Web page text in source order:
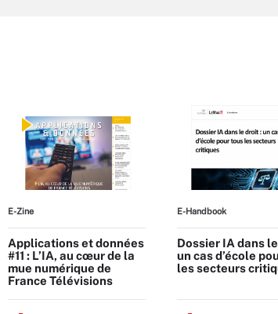
E-Zine
Applications et données
#11 : L’IA, au cœur de la
mue numérique de
France Télévisions
E-Handbook
Dossier IA dans
un cas d’école
les secteurs